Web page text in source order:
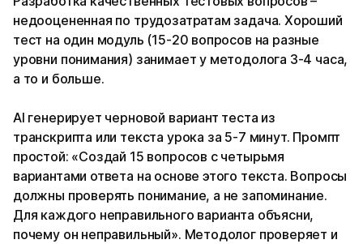
недооцененная по трудозатратам задача. Хороший
тест на один модуль (15-20 вопросов на разные
уровни понимания) занимает у методолога 3-4 часа,
а то и больше.
AI генерирует черновой вариант теста из
транскрипта или текста урока за 5-7 минут. Промпт
простой: «Создай 15 вопросов с четырьмя
вариантами ответа на основе этого текста. Вопросы
должны проверять понимание, а не запоминание.
Для каждого неправильного варианта объясни,
почему он неправильный». Методолог проверяет и